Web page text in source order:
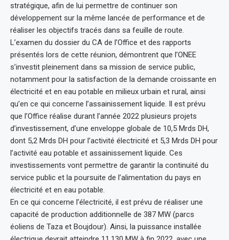
stratégique, afin de lui permettre de continuer son
développement sur la même lancée de performance et de
réaliser les objectifs tracés dans sa feuille de route.
L’examen du dossier du CA de l’Office et des rapports
présentés lors de cette réunion, démontrent que l’ONEE
s’investit pleinement dans sa mission de service public,
notamment pour la satisfaction de la demande croissante en
électricité et en eau potable en milieux urbain et rural, ainsi
qu’en ce qui concerne l’assainissement liquide. Il est prévu
que l’Office réalise durant l’année 2022 plusieurs projets
d’investissement, d’une enveloppe globale de 10,5 Mrds DH,
dont 5,2 Mrds DH pour l’activité électricité et 5,3 Mrds DH pour
l’activité eau potable et assainissement liquide. Ces
investissements vont permettre de garantir la continuité du
service public et la poursuite de l’alimentation du pays en
électricité et en eau potable.
En ce qui concerne l’électricité, il est prévu de réaliser une
capacité de production additionnelle de 387 MW (parcs
éoliens de Taza et Boujdour). Ainsi, la puissance installée